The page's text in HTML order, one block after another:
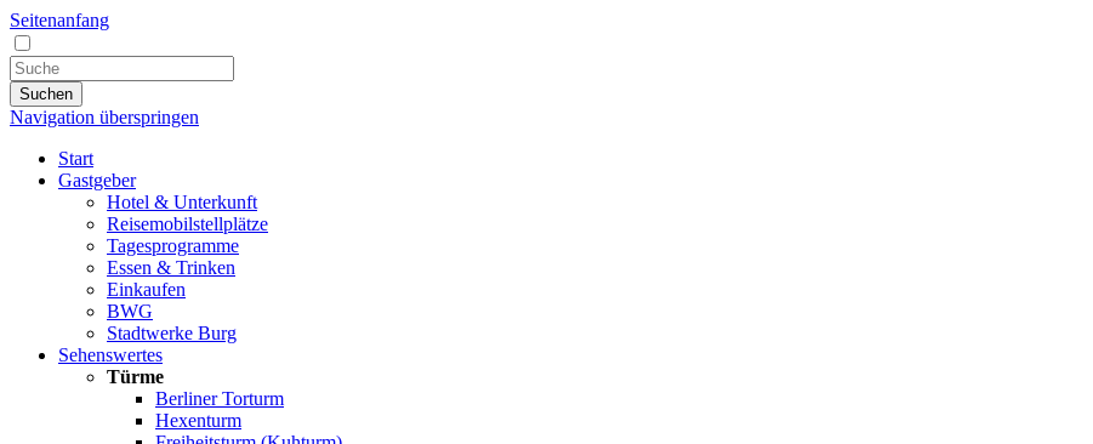
Seitenanfang
Suchen
Navigation überspringen
Start
Gastgeber
Hotel & Unterkunft
Reisemobilstellplätze
Tagesprogramme
Essen & Trinken
Einkaufen
BWG
Stadtwerke Burg
Sehenswertes
Türme
Berliner Torturm
Hexenturm